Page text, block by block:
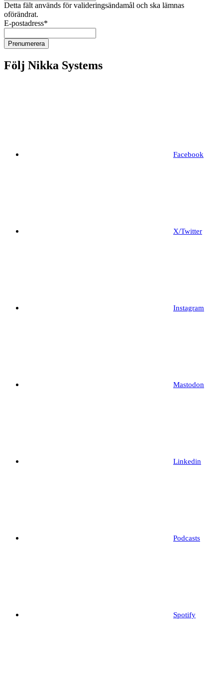
Detta fält används för valideringsändamål och ska lämnas
oförändrat.
E-postadress*
Följ Nikka Systems
Facebook
X/Twitter
Instagram
Mastodon
Linkedin
Podcasts
Spotify